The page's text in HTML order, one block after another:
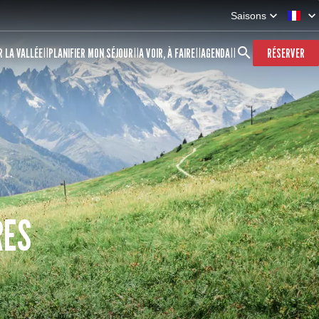
Saisons
LA VALLÉE PLANIFIER MON SÉJOUR A VOIR, À FAIRE AGENDA RÉSERVER